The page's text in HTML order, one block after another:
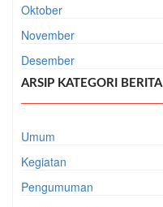
Oktober
November
Desember
ARSIP KATEGORI BERITA
Umum
Kegiatan
Pengumuman